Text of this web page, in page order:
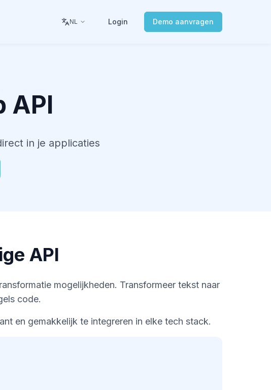
NL Login Demo aanvragen
API
in je applicaties
API
mogelijkheden. Transformeer tekst naar
code.
en gemakkelijk te integreren in elke tech stack.